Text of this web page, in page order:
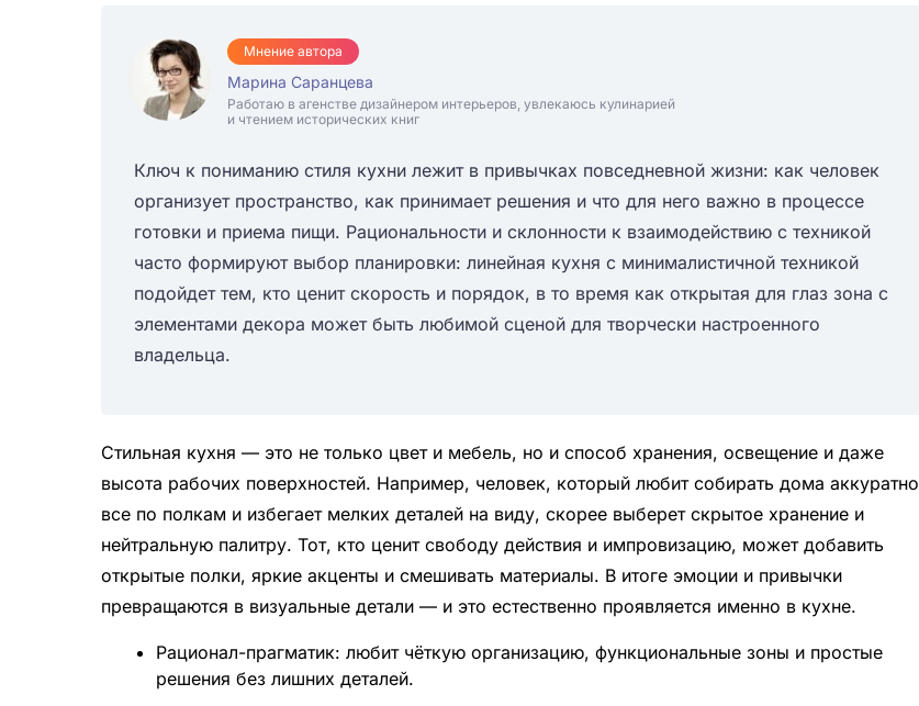
Мнение автора
Марина Саранцева
Работаю в агенстве дизайнером интерьеров, увлекаюсь кулинарией
и чтением исторических книг
Ключ к пониманию стиля кухни лежит в привычках повседневной жизни: как человек
организует пространство, как принимает решения и что для него важно в процессе
готовки и приема пищи. Рациональности и склонности к взаимодействию с техникой
часто формируют выбор планировки: линейная кухня с минималистичной техникой
подойдет тем, кто ценит скорость и порядок, в то время как открытая для глаз зона с
элементами декора может быть любимой сценой для творчески настроенного
владельца.
Стильная кухня — это не только цвет и мебель, но и способ хранения, освещение и даже
высота рабочих поверхностей. Например, человек, который любит собирать дома аккуратно
все по полкам и избегает мелких деталей на виду, скорее выберет скрытое хранение и
нейтральную палитру. Тот, кто ценит свободу действия и импровизацию, может добавить
открытые полки, яркие акценты и смешивать материалы. В итоге эмоции и привычки
превращаются в визуальные детали — и это естественно проявляется именно в кухне.
Рационал-прагматик: любит чёткую организацию, функциональные зоны и простые
решения без лишних деталей.